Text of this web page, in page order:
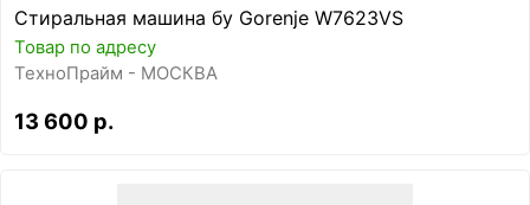
Стиральная машина бу Gorenje W7623VS
Товар по адресу
ТехноПрайм - МОСКВА
13 600 р.